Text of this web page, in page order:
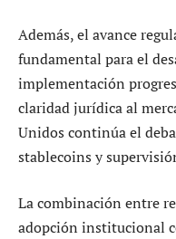
Además, el avance
fundamental para el
implementación
claridad jurídica al
Unidos continúa el
stablecoins y
La combinación entre
adopción institucional